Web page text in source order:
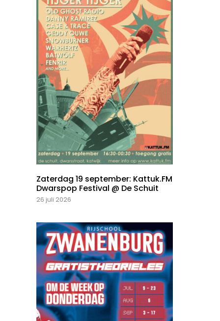
Zaterdag 19 september: Kattuk.FM
Dwarspop Festival @ De Schuit
26 juli 2026